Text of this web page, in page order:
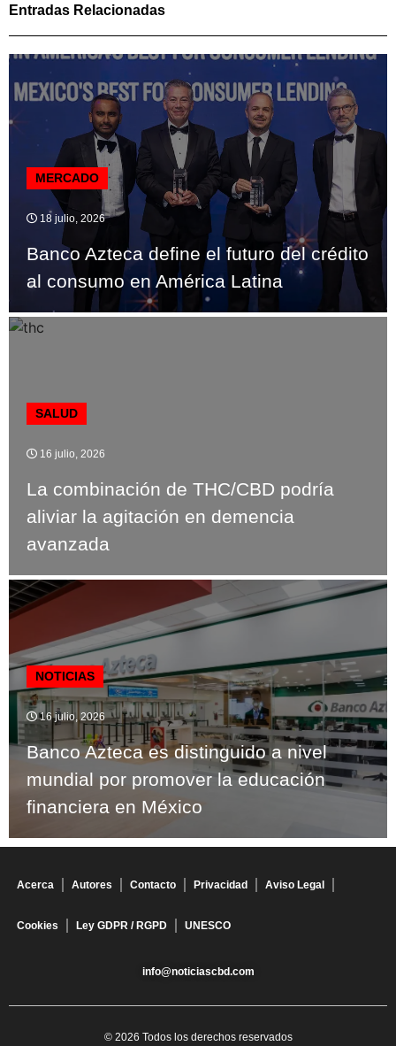
Entradas Relacionadas
MERCADO
18 julio, 2026
Banco Azteca define el futuro del crédito
al consumo en América Latina
SALUD
16 julio, 2026
La combinación de THC/CBD podría
aliviar la agitación en demencia
avanzada
NOTICIAS
16 julio, 2026
Banco Azteca es distinguido a nivel
mundial por promover la educación
financiera en México
Acerca Autores Contacto Privacidad Aviso Legal
Cookies Ley GDPR / RGPD UNESCO
info@noticiascbd.com
© 2026 Todos los derechos reservados